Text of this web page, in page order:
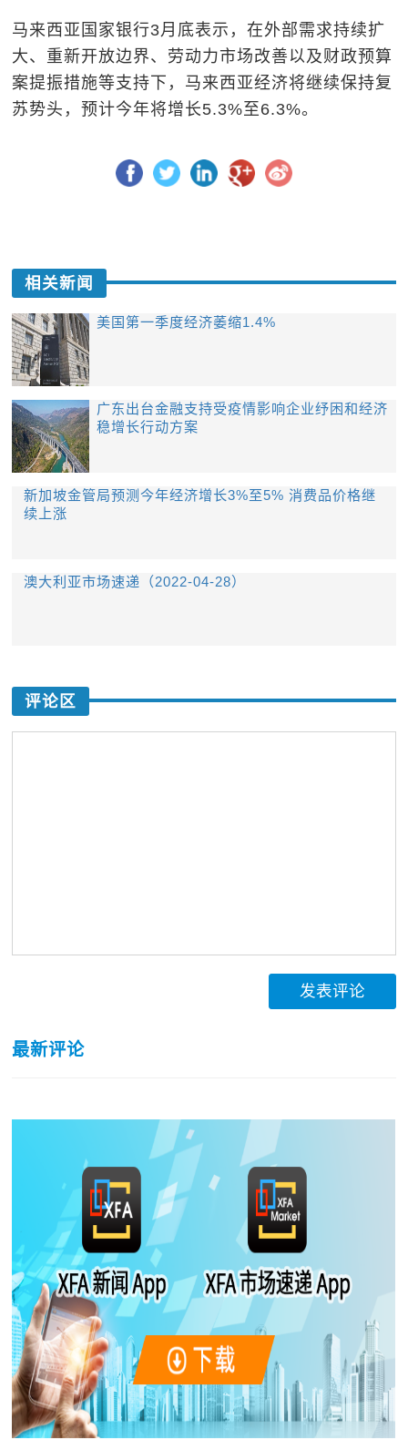
马来西亚国家银行3月底表示，在外部需求持续扩
大、重新开放边界、劳动力市场改善以及财政预算
案提振措施等支持下，马来西亚经济将继续保持复
苏势头，预计今年将增长5.3%至6.3%。
相关新闻
美国第一季度经济萎缩1.4%
广东出台金融支持受疫情影响企业纾困和经济
稳增长行动方案
新加坡金管局预测今年经济增长3%至5% 消费品价格继
续上涨
澳大利亚市场速递（2022-04-28）
评论区
发表评论
最新评论